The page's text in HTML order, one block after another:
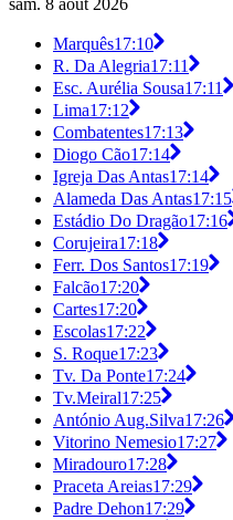
sam. 8 août 2026
Marquês17:10
R. Da Alegria17:11
Esc. Aurélia Sousa17:11
Lima17:12
Combatentes17:13
Diogo Cão17:14
Igreja Das Antas17:14
Alameda Das Antas17:15
Estádio Do Dragão17:16
Corujeira17:18
Ferr. Dos Santos17:19
Falcão17:20
Cartes17:20
Escolas17:22
S. Roque17:23
Tv. Da Ponte17:24
Tv.Meiral17:25
António Aug.Silva17:26
Vitorino Nemesio17:27
Miradouro17:28
Praceta Areias17:29
Padre Dehon17:29